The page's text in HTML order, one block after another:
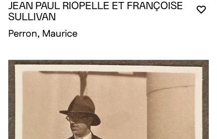
JEAN PAUL RIOPELLE ET FRANÇOISE
SULLIVAN
Perron, Maurice